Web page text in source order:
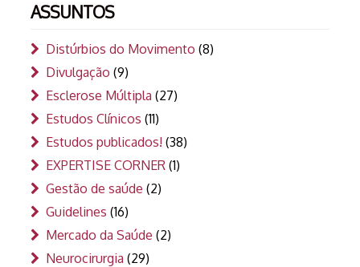
ASSUNTOS
Distúrbios do Movimento (8)
Divulgação (9)
Esclerose Múltipla (27)
Estudos Clínicos (11)
Estudos publicados! (38)
EXPERTISE CORNER (1)
Gestão de saúde (2)
Guidelines (16)
Mercado da Saúde (2)
Neurocirurgia (29)